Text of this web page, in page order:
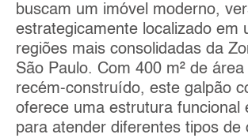
buscam um imóvel moderno,
estrategicamente localizado em
regiões mais consolidadas da
São Paulo. Com 400 m² de
recém-construído, este galpão
oferece uma estrutura funcional
para atender diferentes tipos de